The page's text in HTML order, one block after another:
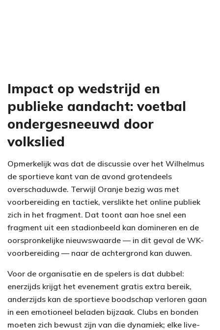
Impact op wedstrijd en
publieke aandacht: voetbal
ondergesneeuwd door
volkslied
Opmerkelijk was dat de discussie over het Wilhelmus
de sportieve kant van de avond grotendeels
overschaduwde. Terwijl Oranje bezig was met
voorbereiding en tactiek, verslikte het online publiek
zich in het fragment. Dat toont aan hoe snel een
fragment uit een stadionbeeld kan domineren en de
oorspronkelijke nieuwswaarde — in dit geval de WK-
voorbereiding — naar de achtergrond kan duwen.
Voor de organisatie en de spelers is dat dubbel:
enerzijds krijgt het evenement gratis extra bereik,
anderzijds kan de sportieve boodschap verloren gaan
in een emotioneel beladen bijzaak. Clubs en bonden
moeten zich bewust zijn van die dynamiek; elke live-